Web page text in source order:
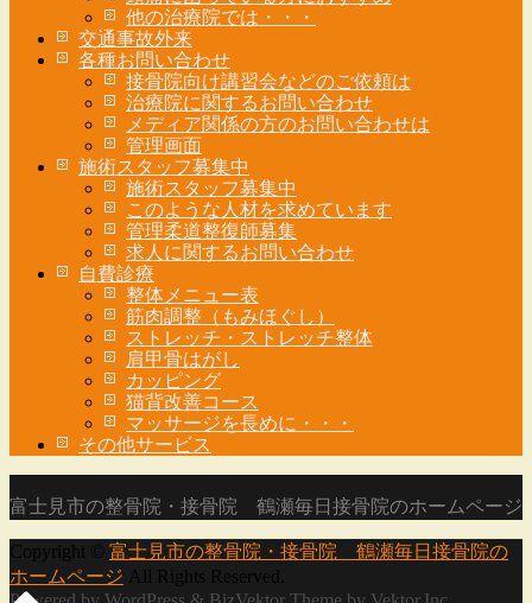
他の治療院では・・・
交通事故外来
各種お問い合わせ
接骨院向け講習会などのご依頼は
治療院に関するお問い合わせ
メディア関係の方のお問い合わせは
管理画面
施術スタッフ募集中
施術スタッフ募集中
このような人材を求めています
管理柔道整復師募集
求人に関するお問い合わせ
自費診療
整体メニュー表
筋肉調整（もみほぐし）
ストレッチ・ストレッチ整体
肩甲骨はがし
カッピング
猫背改善コース
マッサージを長めに・・・
その他サービス
富士見市の整骨院・接骨院 鶴瀬毎日接骨院のホームページ
Copyright © 富士見市の整骨院・接骨院 鶴瀬毎日接骨院の
ホームページ All Rights Reserved.